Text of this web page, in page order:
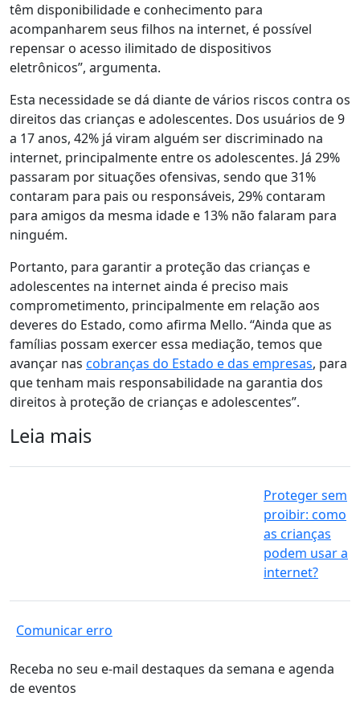
têm disponibilidade e conhecimento para
acompanharem seus filhos na internet, é possível
repensar o acesso ilimitado de dispositivos
eletrônicos”, argumenta.
Esta necessidade se dá diante de vários riscos contra os
direitos das crianças e adolescentes. Dos usuários de 9
a 17 anos, 42% já viram alguém ser discriminado na
internet, principalmente entre os adolescentes. Já 29%
passaram por situações ofensivas, sendo que 31%
contaram para pais ou responsáveis, 29% contaram
para amigos da mesma idade e 13% não falaram para
ninguém.
Portanto, para garantir a proteção das crianças e
adolescentes na internet ainda é preciso mais
comprometimento, principalmente em relação aos
deveres do Estado, como afirma Mello. “Ainda que as
famílias possam exercer essa mediação, temos que
avançar nas cobranças do Estado e das empresas, para
que tenham mais responsabilidade na garantia dos
direitos à proteção de crianças e adolescentes”.
Leia mais
Proteger sem
proibir: como
as crianças
podem usar a
internet?
Comunicar erro
Receba no seu e-mail destaques da semana e agenda
de eventos